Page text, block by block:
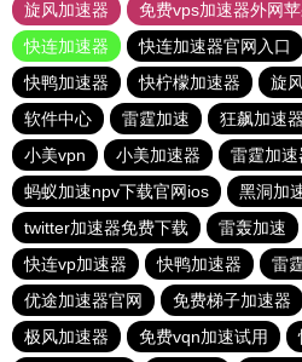
旋风加速器
免费vps加速器外网
快连加速器
快连加速器官网入口
快鸭加速器
快柠檬加速器 旋
软件中心
雷霆加速 狂飙加速器
小美vpn
小美加速器 雷霆加
蚂蚁加速npv下载官网ios
黑洞加
twitter加速器免费下载
雷轰加速
快连vp加速器
快鸭加速器 雷
优途加速器官网
免费梯子加速器
极风加速器
免费vqn加速试用